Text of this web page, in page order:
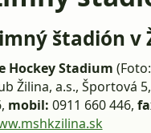
štadión v
Hockey Stadium
Žilina, a.s., Športová
mobil: 0911 660 446,